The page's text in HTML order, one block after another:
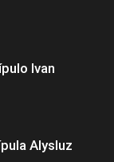
Ivan
Alysluz